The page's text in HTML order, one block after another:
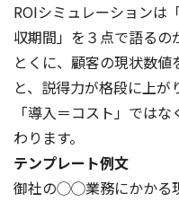
ROIシミュレーションは
収期間」を３点で語るの
とくに、顧客の現状数
と、説得力が格段に上が
「導入＝コスト」では
わります。
テンプレート例文
御社の◯◯業務にかかる